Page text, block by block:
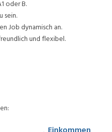
oder B.
sein.
Job dynamisch an.
und flexibel.